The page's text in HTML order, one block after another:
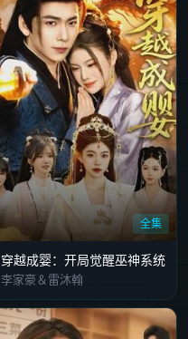
全集
穿越成婴：开局觉醒巫神系统
李家豪＆雷沐翰